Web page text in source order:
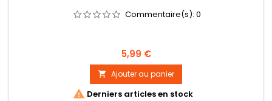
Commentaire(s): 0
Prix
5,99 €
 Ajouter au panier
 Derniers articles en stock